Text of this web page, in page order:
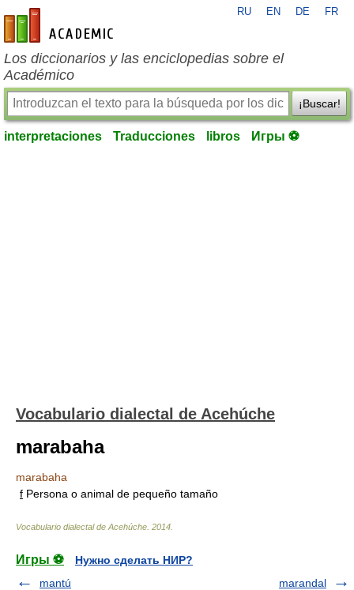
es-academic.com
RU EN DE FR
Los diccionarios y las enciclopedias sobre el
Académico
¡Buscar!
interpretaciones Traducciones libros Игры ⚽
Vocabulario dialectal de Acehúche
marabaha
marabaha
f Persona o animal de pequeño tamaño
Vocabulario dialectal de Acehúche 2014
Игры ⚽
Нужно сделать НИР?
mantú
marandal